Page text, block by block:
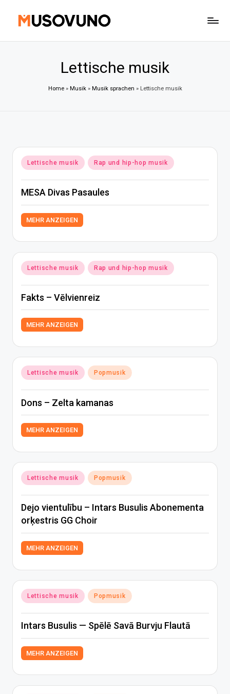
Lettische musik
Home» Musik» Musik sprachen » Lettische musik
Posted
in
Lettische musik Rap und hip-hop musik
MESA Divas Pasaules
MEHR ANZEIGEN
Posted
in
Lettische musik Rap und hip-hop musik
Fakts – Vēlvienreiz
MEHR ANZEIGEN
Posted
in
Lettische musik Popmusik
Dons – Zelta kamanas
MEHR ANZEIGEN
Posted
in
Lettische musik Popmusik
Dejo vientulību – Intars Busulis Abonementa
orķestris GG Choir
MEHR ANZEIGEN
Posted
in
Lettische musik Popmusik
Intars Busulis — Spēlē Savā Burvju Flautā
MEHR ANZEIGEN